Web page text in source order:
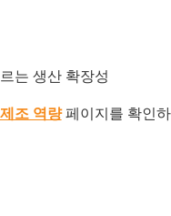
는 생산 확장성
조 역량페이지를 확인